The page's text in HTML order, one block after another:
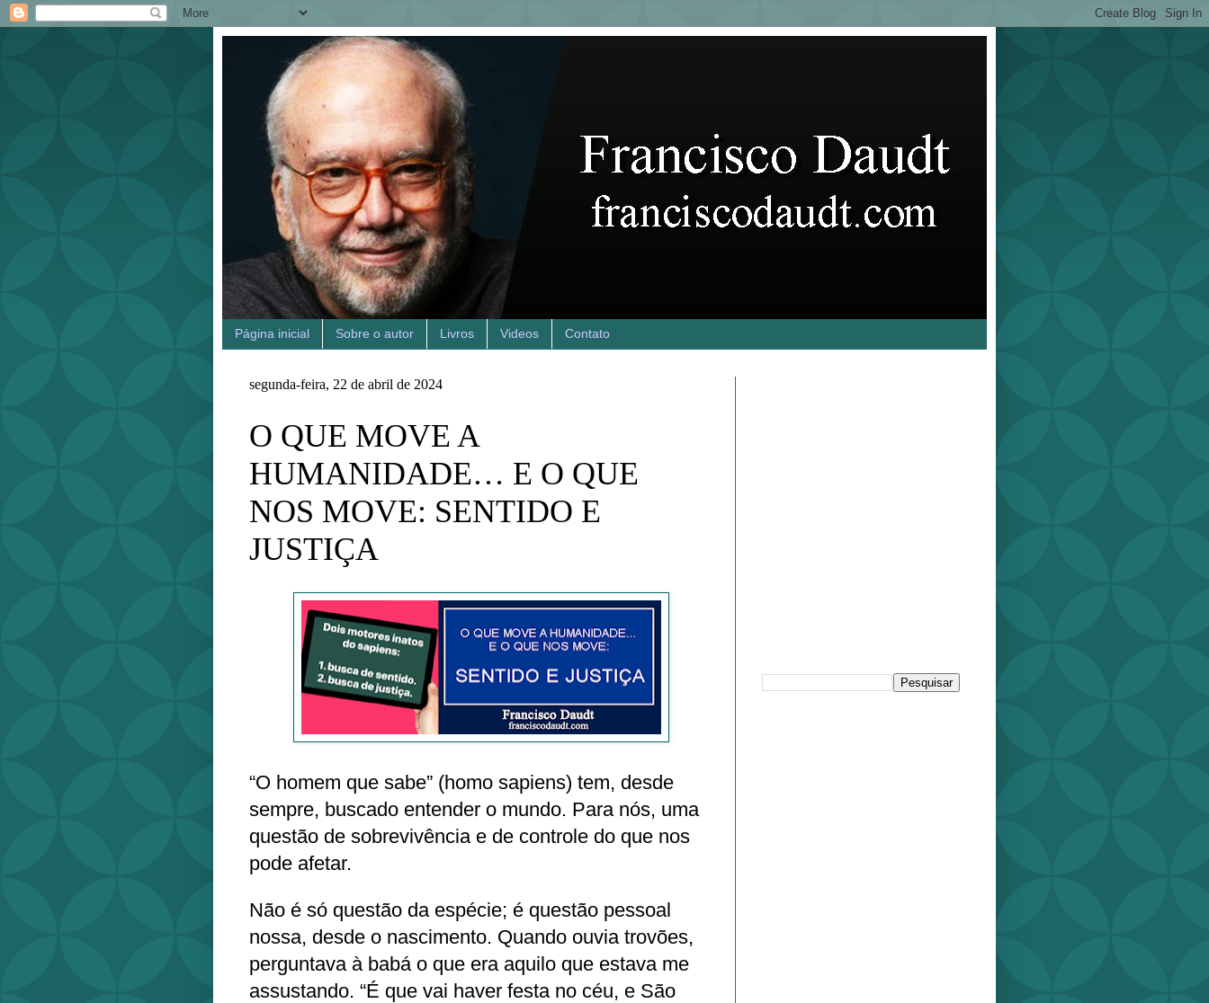
Página inicial Sobre o autor Livros Videos Contato
segunda-feira, 22 de abril de 2024
O QUE MOVE A
HUMANIDADE… E O QUE
NOS MOVE: SENTIDO E
JUSTIÇA
“O homem que sabe” (homo sapiens) tem, desde
sempre, buscado entender o mundo. Para nós, uma
questão de sobrevivência e de controle do que nos
pode afetar.
Não é só questão da espécie; é questão pessoal
nossa, desde o nascimento. Quando ouvia trovões,
perguntava à babá o que era aquilo que estava me
assustando. “É que vai haver festa no céu, e São